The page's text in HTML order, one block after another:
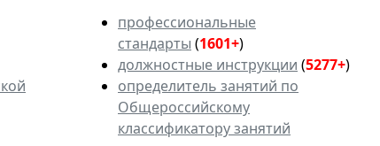
профессиональные
стандарты (1601+)
должностные инструкции (5277+)
определитель занятий по
Общероссийскому
классификатору занятий